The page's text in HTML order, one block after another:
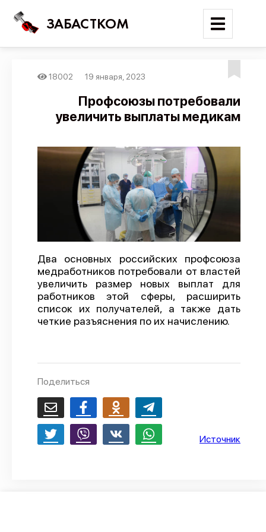
ЗАБАСТКОМ
Поиск
Карта событий
Трудовые конфликты
Отчеты
Предложить публикацию
Справочник
API
О проекте
Политика конфиденциальности
18002 19 января, 2023
Профсоюзы потребовали
увеличить выплаты медикам
Два основных российских профсоюза
медработников потребовали от властей
увеличить размер новых выплат для
работников этой сферы, расширить
список их получателей, а также дать
четкие разъяснения по их начислению.
Поделиться
Источник